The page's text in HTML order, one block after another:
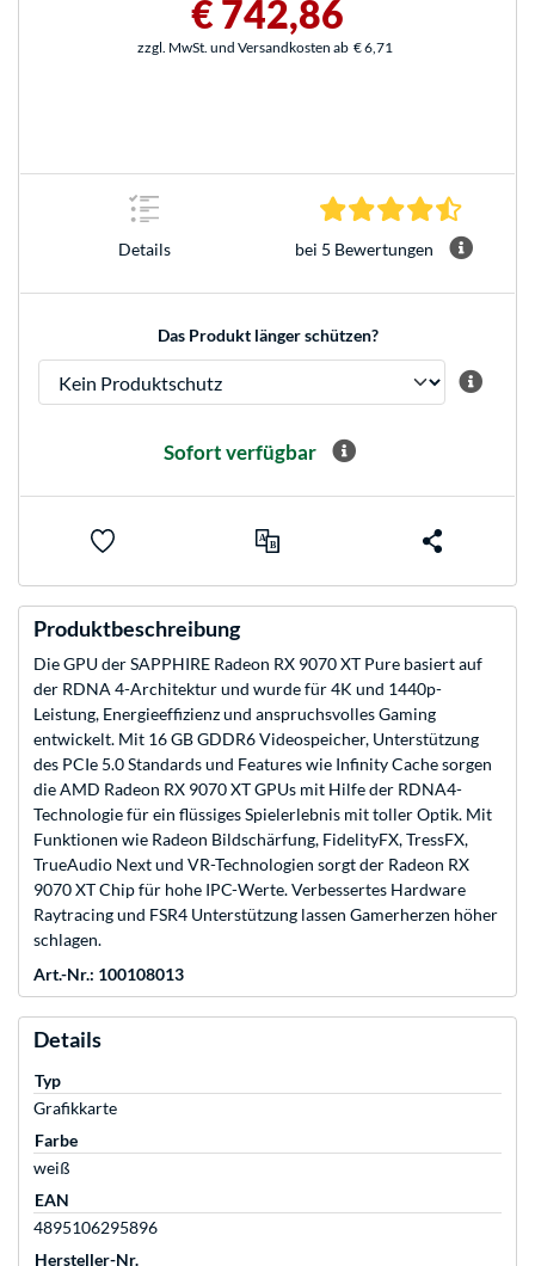
€ 742,86
zzgl. MwSt. und Versandkosten ab € 6,71
Details bei 5 Bewertungen
Das Produkt länger schützen?
Sofort verfügbar
Produktbeschreibung
Die GPU der SAPPHIRE Radeon RX 9070 XT Pure basiert auf
der RDNA 4-Architektur und wurde für 4K und 1440p-
Leistung, Energieeffizienz und anspruchsvolles Gaming
entwickelt. Mit 16 GB GDDR6 Videospeicher, Unterstützung
des PCIe 5.0 Standards und Features wie Infinity Cache sorgen
die AMD Radeon RX 9070 XT GPUs mit Hilfe der RDNA4-
Technologie für ein flüssiges Spielerlebnis mit toller Optik. Mit
Funktionen wie Radeon Bildschärfung, FidelityFX, TressFX,
TrueAudio Next und VR-Technologien sorgt der Radeon RX
9070 XT Chip für hohe IPC-Werte. Verbessertes Hardware
Raytracing und FSR4 Unterstützung lassen Gamerherzen höher
schlagen.
Art.-Nr.: 100108013
Details
Typ
Grafikkarte
Farbe
weiß
EAN
4895106295896
Hersteller-Nr.